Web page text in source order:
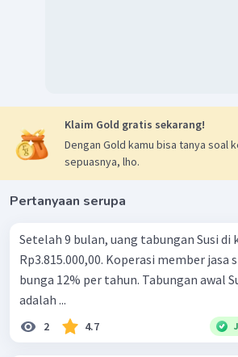
Klaim Gold gratis sekarang!
Dengan Gold kamu bisa tanya soal
sepuasnya, lho.
Pertanyaan serupa
Setelah 9 bulan, uang tabungan Susi
Rp3.815.000,00. Koperasi member jasa
bunga 12% per tahun. Tabungan awal
adalah ...
2 4.7